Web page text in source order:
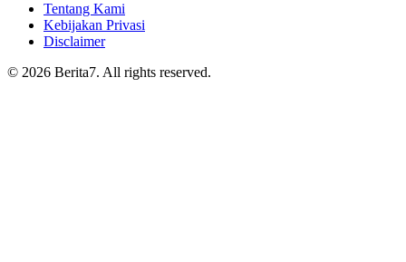
Tentang Kami
Kebijakan Privasi
Disclaimer
© 2026 Berita7. All rights reserved.